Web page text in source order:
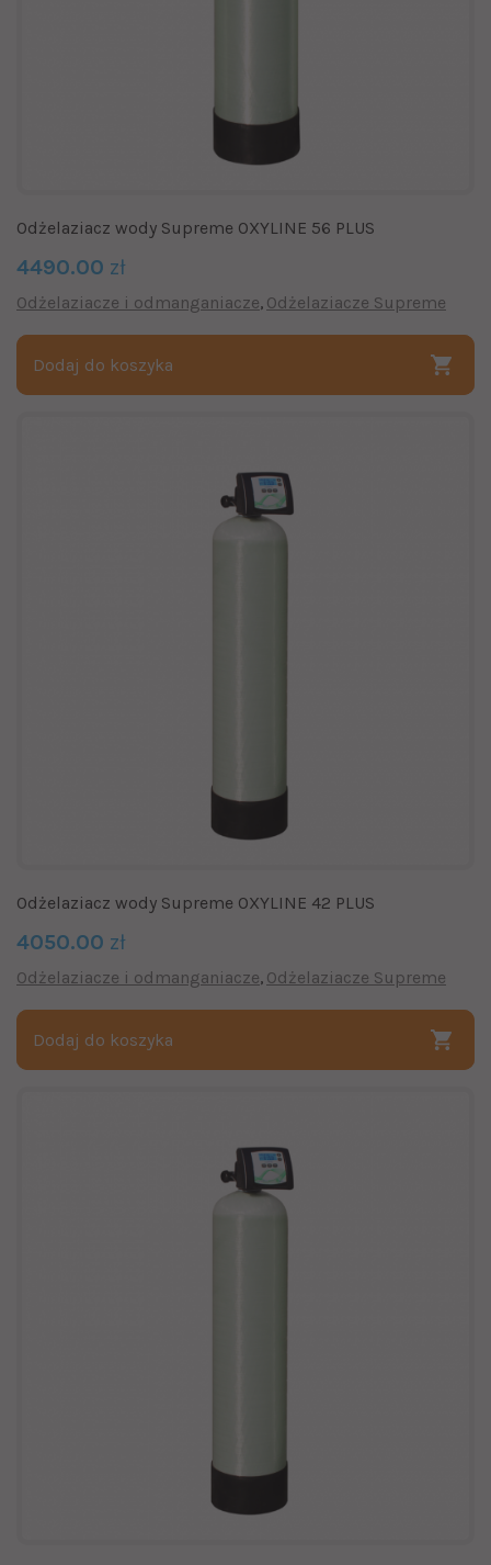
Odżelaziacz wody Supreme OXYLINE 56 PLUS
4490.00 zł
Odżelaziacze i odmanganiacze Odżelaziacze Supreme
Dodaj do koszyka
Odżelaziacz wody Supreme OXYLINE 42 PLUS
4050.00 zł
Odżelaziacze i odmanganiacze Odżelaziacze Supreme
Dodaj do koszyka